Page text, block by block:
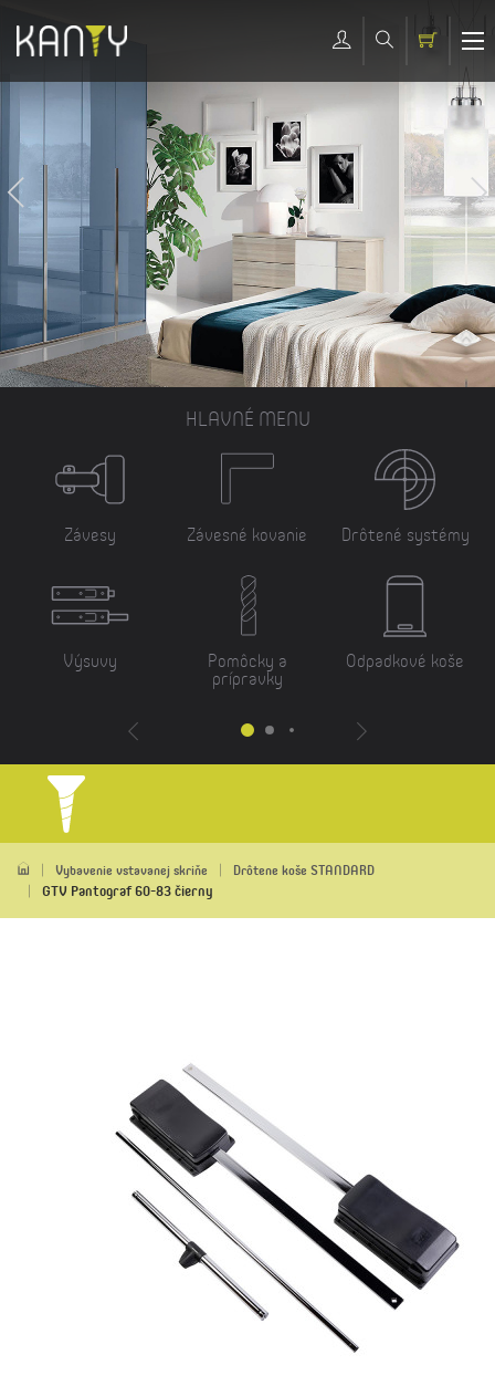
HLAVNÉ MENU
Závesy
Výsuvy
Závesné kovanie
Pomôcky a
prípravky
Drôtené systémy
Odpadkové koše
Vybavenie vstavanej skriňe Drôtene koše STANDARD
GTV Pantograf 60-83 čierny